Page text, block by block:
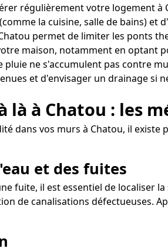
régulièrement votre logement
la cuisine, salle de bains)
permet de limiter les ponts
maison, notamment en optant
pluie ne s'accumulent pas contre
et d'envisager un drainage si
à Chatou : les
dans vos murs à Chatou, il
et des fuites
fuite, il est essentiel de localiser
de canalisations défectueuses.